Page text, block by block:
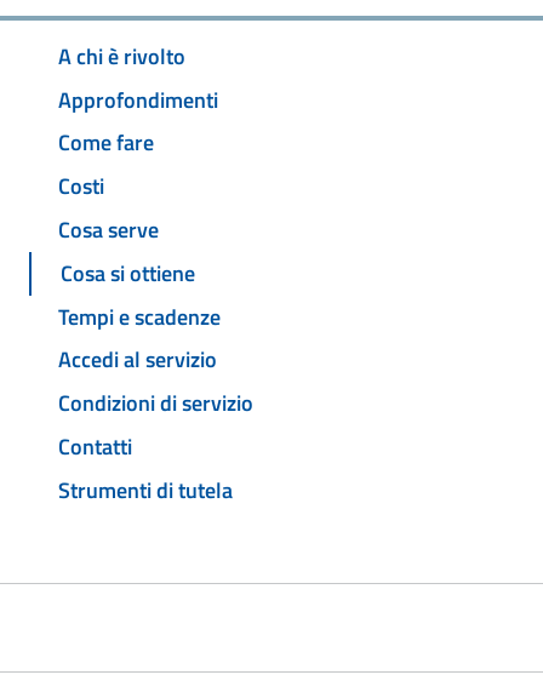
A chi è rivolto
Approfondimenti
Come fare
Costi
Cosa serve
Cosa si ottiene
Tempi e scadenze
Accedi al servizio
Condizioni di servizio
Contatti
Strumenti di tutela